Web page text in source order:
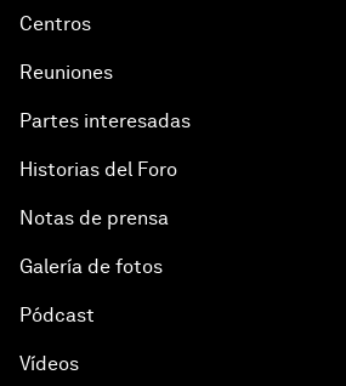
Centros
Reuniones
Partes interesadas
Historias del Foro
Notas de prensa
Galería de fotos
Pódcast
Vídeos